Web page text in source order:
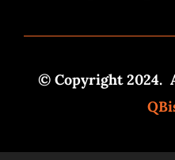
© Copyright 2024.